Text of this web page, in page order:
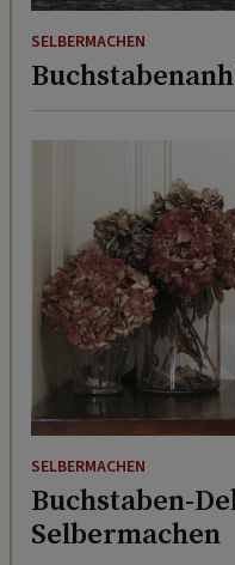
SELBERMACHEN
SELBERMACHEN
Buchstaben-
Selbermachen